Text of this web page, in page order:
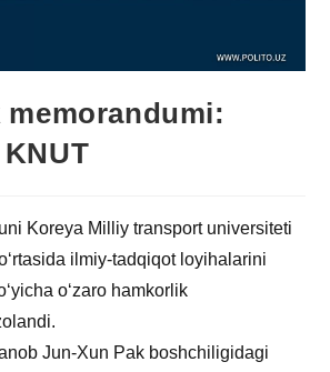
Koreya Milliy transport universiteti
ilmiy-tadqiqot loyihalarini
o‘zaro hamkorlik
Jun-Xun Pak boshchiligidagi